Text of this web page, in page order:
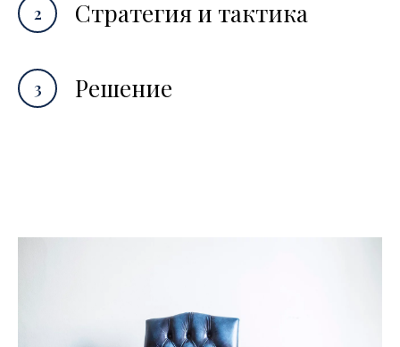
Стратегия и тактика
Решение